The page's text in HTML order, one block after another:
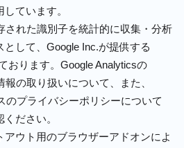
ています。
れた識別子を統計的に収集・分析
して、Google Inc.が提供する
おります。Google Analyticsの
の取り扱いについて、また、
のプライバシーポリシーについて
ださい。
ウト用のブラウザーアドオンによ